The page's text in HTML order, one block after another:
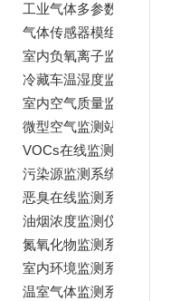
工业气体多参数监测仪
气体传感器模组
室内负氧离子监测仪
冷藏车温湿度监测系统
室内空气质量监测仪
微型空气监测站
VOCs在线监测仪
污染源监测系统
恶臭在线监测系统
油烟浓度监测仪
氮氧化物监测系统
室内环境监测系统
温室气体监测系统